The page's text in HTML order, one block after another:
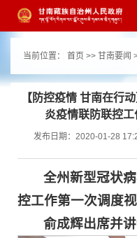
碍 打开适老化模式
当前位置： 首页 >> 甘南要闻
【防控疫情 甘南在行
炎疫情联防联控
发布日期：2020-01-28
全州新型冠状
控工作第一次调度
俞成辉出席并